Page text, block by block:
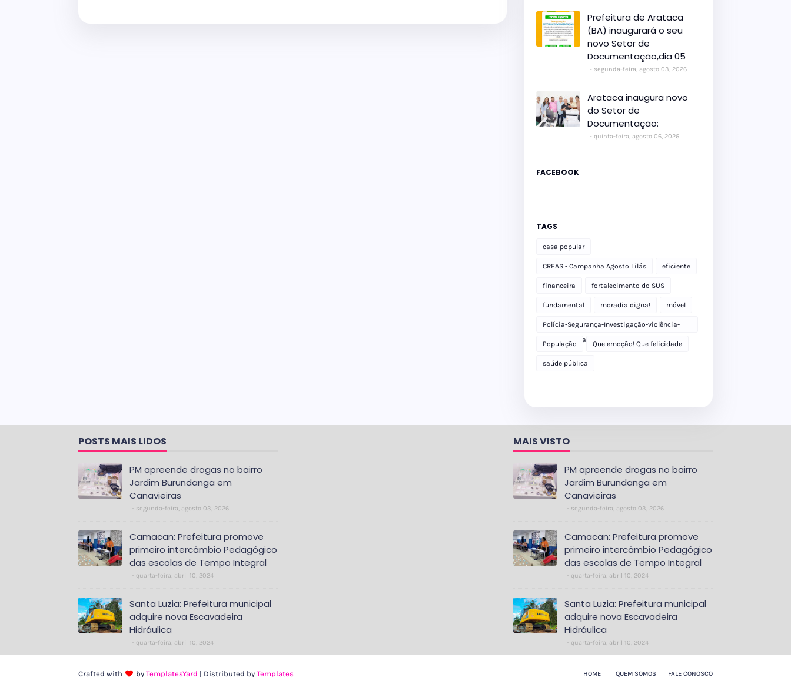
Prefeitura de Arataca
(BA) inaugurará o seu
novo Setor de
Documentação,dia 05
segunda-feira, agosto 03, 2026
Arataca inaugura novo
do Setor de
Documentação:
quinta-feira, agosto 06, 2026
FACEBOOK
TAGS
casa popular
CREAS - Campanha Agosto Lilás eficiente
financeira fortalecimento do SUS
fundamental moradia digna! móvel
Polícia-Segurança-Investigação-violência-
Polícia Militar-delegacia
População Que emoção! Que felicidade
saúde pública
POSTS MAIS LIDOS
PM apreende drogas no bairro
Jardim Burundanga em
Canavieiras
segunda-feira, agosto 03, 2026
Camacan: Prefeitura promove
primeiro intercâmbio Pedagógico
das escolas de Tempo Integral
quarta-feira, abril 10, 2024
Santa Luzia: Prefeitura municipal
adquire nova Escavadeira
Hidráulica
quarta-feira, abril 10, 2024
MAIS VISTO
PM apreende drogas no bairro
Jardim Burundanga em
Canavieiras
segunda-feira, agosto 03, 2026
Camacan: Prefeitura promove
primeiro intercâmbio Pedagógico
das escolas de Tempo Integral
quarta-feira, abril 10, 2024
Santa Luzia: Prefeitura municipal
adquire nova Escavadeira
Hidráulica
quarta-feira, abril 10, 2024
HOME QUEM SOMOS FALE CONOSCO
Crafted with by TemplatesYard | Distributed by Templates